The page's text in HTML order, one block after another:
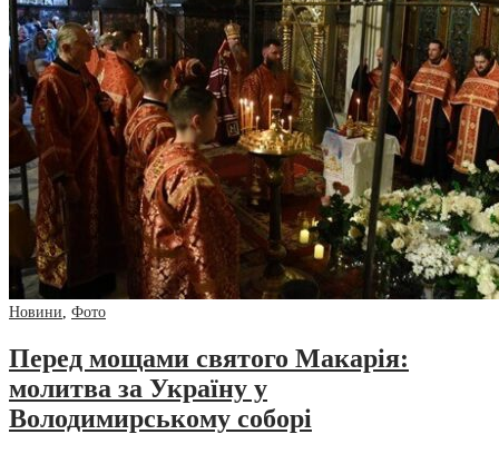
Новини, Фото
Перед мощами святого Макарія:
молитва за Україну у
Володимирському соборі